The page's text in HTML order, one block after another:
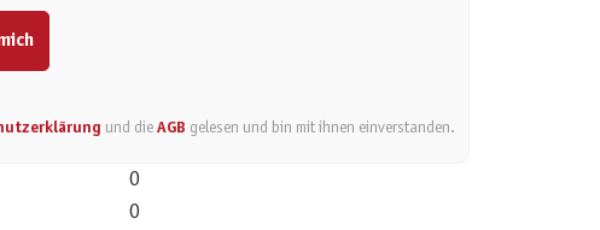
und dieAGB gelesen und bin mit ihnen einverstanden.
0
0